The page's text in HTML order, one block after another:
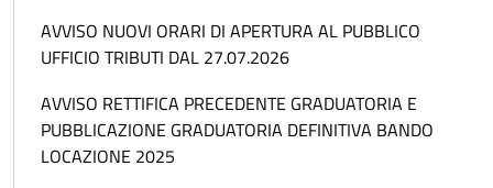
AVVISO NUOVI ORARI DI APERTURA AL PUBBLICO
UFFICIO TRIBUTI DAL 27.07.2026
AVVISO RETTIFICA PRECEDENTE GRADUATORIA E
PUBBLICAZIONE GRADUATORIA DEFINITIVA BANDO
LOCAZIONE 2025